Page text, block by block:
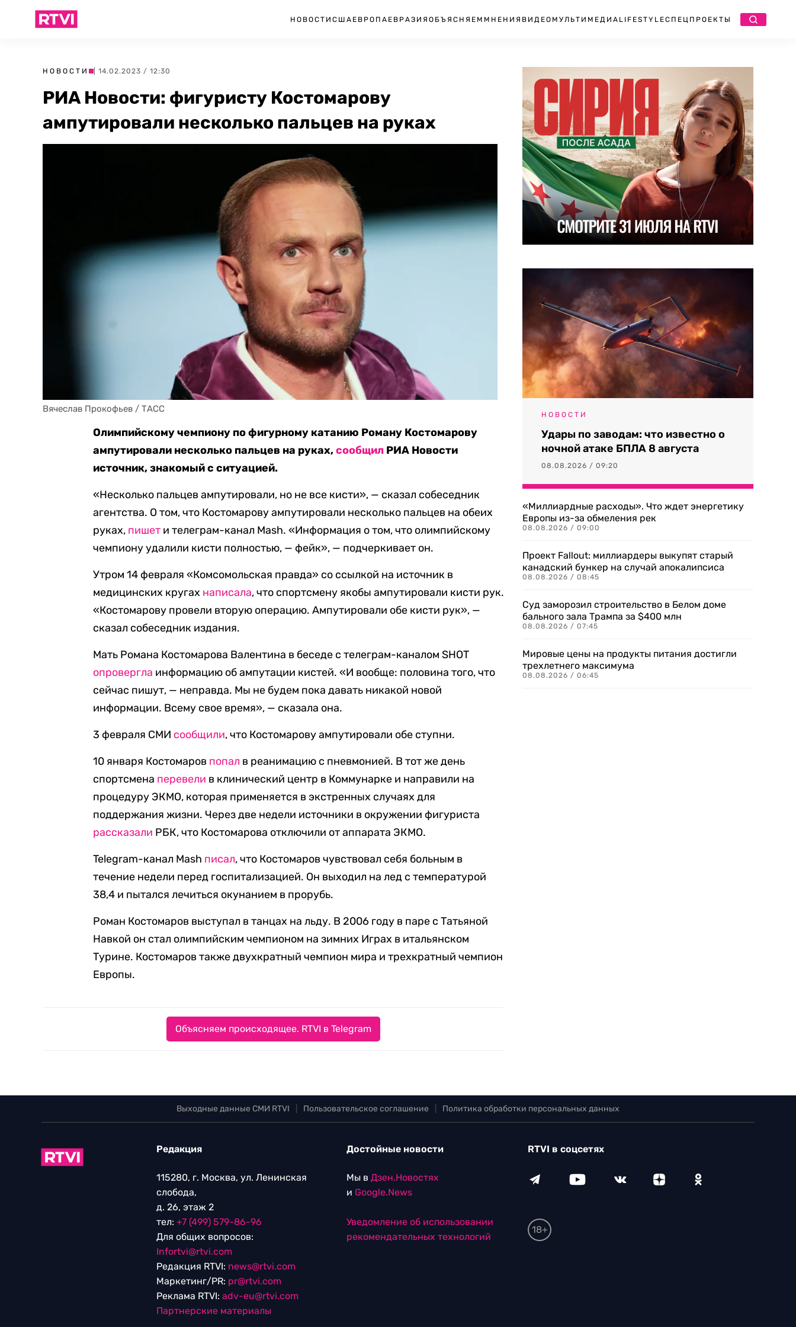
НОВОСТИ США ЕВРОПА ЕВРАЗИЯ ОБЪЯСНЯЕМ МНЕНИЯ ВИДЕО МУЛЬТИМЕДИА LIFESTYLEСПЕЦПРОЕКТЫ
НОВОСТИ | 14.02.2023 / 12:30
РИА Новости: фигуристу Костомарову
ампутировали несколько пальцев на руках
Вячеслав Прокофьев / ТАСС
Олимпийскому чемпиону по фигурному катанию Роману Костомарову
ампутировали несколько пальцев на руках,сообщил РИА Новости
источник, знакомый с ситуацией.
«Несколько пальцев ампутировали, но не все кисти», — сказал собеседник
агентства. О том, что Костомарову ампутировали несколько пальцев на обеих
руках, пишет и телеграм-канал Mash. «Информация о том, что олимпийскому
чемпиону удалили кисти полностью, — фейк», — подчеркивает он.
Утром 14 февраля «Комсомольская правда» со ссылкой на источник в
медицинских кругах написала, что спортсмену якобы ампутировали кисти рук.
«Костомарову провели вторую операцию. Ампутировали обе кисти рук», —
сказал собеседник издания.
Мать Романа Костомарова Валентина в беседе с телеграм-каналом SHOT
опровергла информацию об ампутации кистей. «И вообще: половина того, что
сейчас пишут, — неправда. Мы не будем пока давать никакой новой
информации. Всему свое время», — сказала она.
3 февраля СМИ сообщили, что Костомарову ампутировали обе ступни.
10 января Костомаров попал в реанимацию с пневмонией. В тот же день
спортсмена перевели в клинический центр в Коммунарке и направили на
процедуру ЭКМО, которая применяется в экстренных случаях для
поддержания жизни. Через две недели источники в окружении фигуриста
рассказали РБК, что Костомарова отключили от аппарата ЭКМО.
Telegram-канал Mash писал, что Костомаров чувствовал себя больным в
течение недели перед госпитализацией. Он выходил на лед с температурой
38,4 и пытался лечиться окунанием в прорубь.
Роман Костомаров выступал в танцах на льду. В 2006 году в паре с Татьяной
Навкой он стал олимпийским чемпионом на зимних Играх в итальянском
Турине. Костомаров также двухкратный чемпион мира и трехкратный чемпион
Европы.
Объясняем происходящее. RTVI в Telegram
НОВОСТИ
Удары по заводам: что известно о
ночной атаке БПЛА 8 августа
08.08.2026 / 09:20
«Миллиардные расходы». Что ждет энергетику
Европы из-за обмеления рек
08.08.2026 / 09:00
Проект Fallout: миллиардеры выкупят старый
канадский бункер на случай апокалипсиса
08.08.2026 / 08:45
Суд заморозил строительство в Белом доме
бального зала Трампа за $400 млн
08.08.2026 / 07:45
Мировые цены на продукты питания достигли
трехлетнего максимума
08.08.2026 / 06:45
Выходные данные СМИ RTVI Пользовательское соглашение Политика обработки персональных данных
Редакция
115280, г. Москва, ул. Ленинская
слобода,
д. 26, этаж 2
тел: +7 (499) 579-86-96
Для общих вопросов:
Infortvi@rtvi.com
Редакция RTVI: news@rtvi.com
Маркетинг/PR: pr@rtvi.com
Реклама RTVI: adv-eu@rtvi.com
Партнерские материалы
Достойные новости
Мы в Дзен.Новостях
и Google.News
Уведомление об использовании
рекомендательных технологий
RTVI в соцсетях
18+